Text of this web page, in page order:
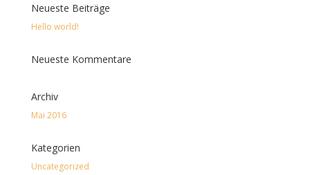
Neueste Beiträge
Hello world!
Neueste Kommentare
Archiv
Mai 2016
Kategorien
Uncategorized